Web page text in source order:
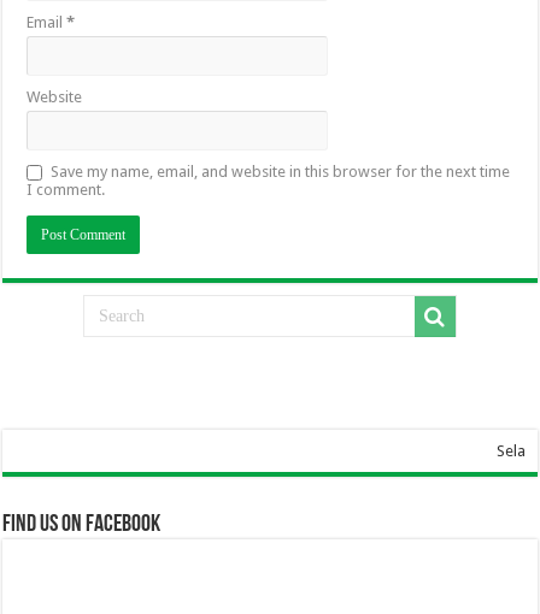
Email*
Website
Save my name, email, and website in this browser for the next time
I comment.
Selamat Datang
Find us on Facebook